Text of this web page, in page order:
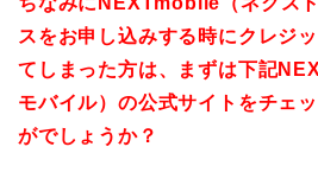
スをお申し込みする時にクレジ
てしまった方は、まずは下記
モバイル）の公式サイトをチェ
がでしょうか？